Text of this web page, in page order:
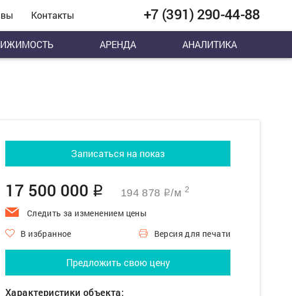
Контакты +7 (391) 290-44-88
АРЕНДА АНАЛИТИКА
Записаться на показ
17 500 000 q 194 878 q/м 2
Следить за изменением цены
В избранное
Версия для печати
Предложить свою цену
Характеристики объекта: